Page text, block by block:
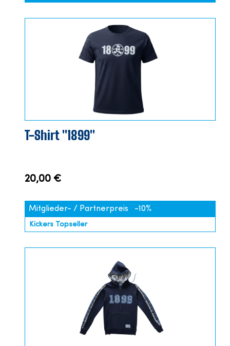
T-Shirt "1899"
20,00 €
Mitglieder- / Partnerpreis -10%
Kickers Topseller